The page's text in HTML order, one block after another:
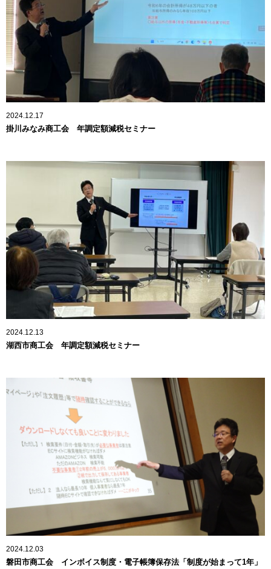
2024.12.17
掛川みなみ商工会 年調定額減税セミナー
2024.12.13
湖西市商工会 年調定額減税セミナー
2024.12.03
磐田市商工会 インボイス制度・電子帳簿保存法「制度が始まって1年」